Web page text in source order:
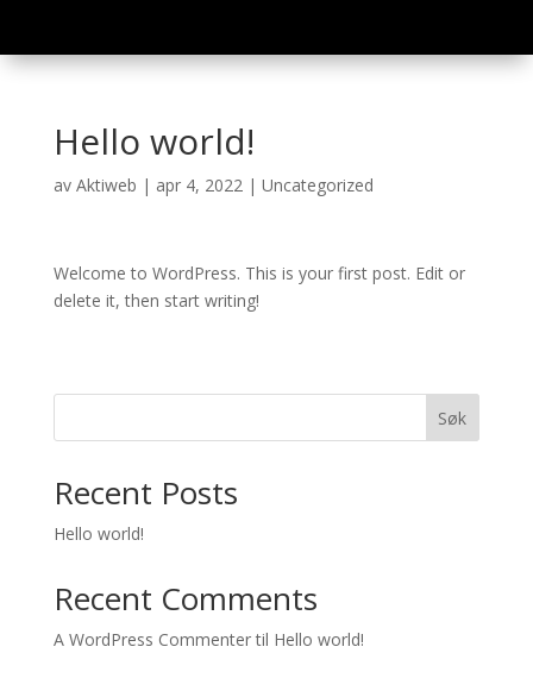
Hello world!
av Aktiweb | apr 4, 2022| Uncategorized
Welcome to WordPress. This is your first post. Edit or
delete it, then start writing!
Søk
Recent Posts
Hello world!
Recent Comments
A WordPress Commentertil Hello world!